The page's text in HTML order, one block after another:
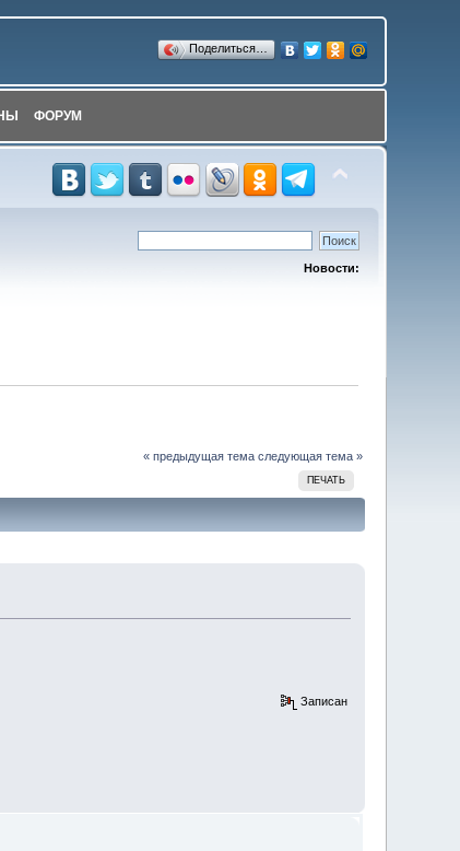
Поделиться…
ФОРУМ
Новости:
« предыдущая тема следующая тема »
ПЕЧАТЬ
Записан